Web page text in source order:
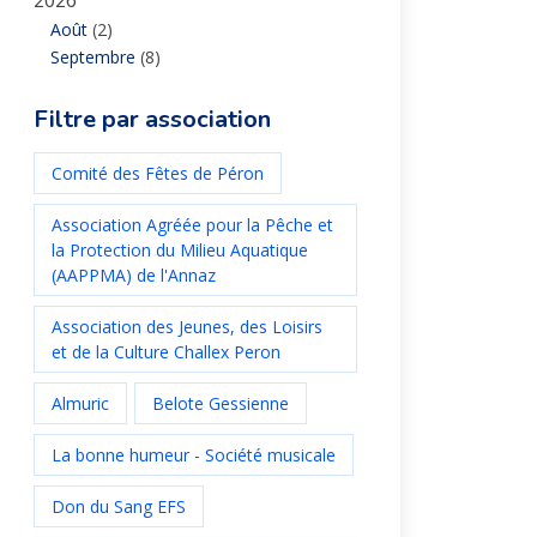
Août (2)
Septembre (8)
Filtre par association
Comité des Fêtes de Péron
Association Agréée pour la Pêche et
la Protection du Milieu Aquatique
(AAPPMA) de l'Annaz
Association des Jeunes, des Loisirs
et de la Culture Challex Peron
Almuric Belote Gessienne
La bonne humeur - Société musicale
Don du Sang EFS